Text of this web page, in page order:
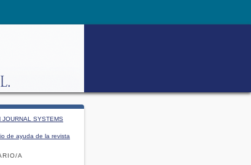
JOURNAL SYSTEMS
de ayuda de la revista
A